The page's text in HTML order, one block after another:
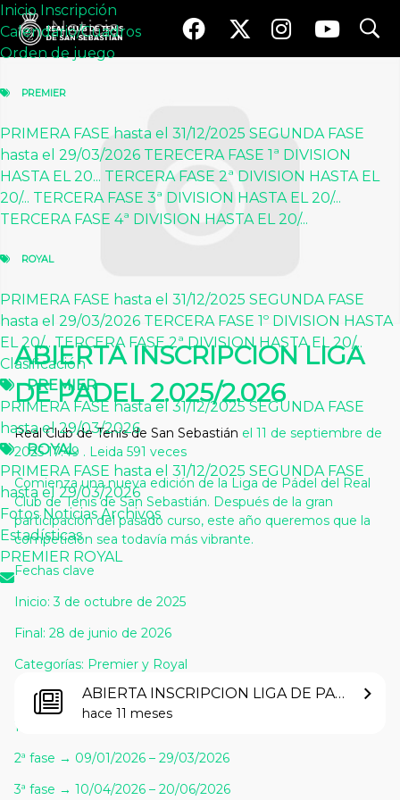
search
search
InicioInscripciónCalendario / Cuadros
PREMIER
SEGUNDA FASE hasta el 29/03/2026
TERECERA FASE 1ª DIVISION HASTA EL 20/06/2026
TERCERA FASE 2ª DIVISION HASTA EL 20/06/2026
TERCERA FASE 3ª DIVISION HASTA EL 20/06/2016
TERCERA FASE 4ª DIVISION HASTA EL 20/06/2026
ROYAL
SEGUNDA FASE hasta el 29/03/2026
TERCERA FASE 2ª DIVISION HASTA EL 20/06/2026
Clasificación
PREMIER
PRIMERA FASE hasta el 31/12/2025
SEGUNDA FASE hasta el 29/03/2026
ROYAL
PRIMERA FASE hasta el 31/12/2025
SEGUNDA FASE hasta el 29/03/2026
Fotos Noticias Archivos Estadísticas
PREMIER ROYAL
InicioInscripción
Calendario/Cuadros
Orden de juego
PREMIER
PRIMERA FASE hasta el 31/12/2025 SEGUNDA FASE
hasta el 29/03/2026 TERECERA FASE 1ª DIVISION
HASTA EL 20... TERCERA FASE 2ª DIVISION HASTA EL
20/... TERCERA FASE 3ª DIVISION HASTA EL 20/...
TERCERA FASE 4ª DIVISION HASTA EL 20/...
ROYAL
PRIMERA FASE hasta el 31/12/2025 SEGUNDA FASE
hasta el 29/03/2026 TERCERA FASE 1º DIVISION HASTA
EL 20/... TERCERA FASE 2ª DIVISION HASTA EL 20/...
Clasificación
PREMIER
PRIMERA FASE hasta el 31/12/2025 SEGUNDA FASE
hasta el 29/03/2026
ROYAL
PRIMERA FASE hasta el 31/12/2025 SEGUNDA FASE
hasta el 29/03/2026
Fotos Noticias Archivos
Estadísticas
PREMIER ROYAL
Noticias
Información y novedades del
torneo.
Volver
Noticia
ABIERTA INSCRIPCION LIGA
DE PADEL 2.025/2.026
Real Club de Tenis de San Sebastián el 11 de septiembre de
2025 17:49 . Leida 591 veces
Comienza una nueva edición de la Liga de Pádel del Real
Club de Tenis de San Sebastián. Después de la gran
participación del pasado curso, este año queremos que la
competición sea todavía más vibrante.
Fechas clave
Inicio: 3 de octubre de 2025
Final: 28 de junio de 2026
Categorías: Premier y Royal
Calendario de fases
1ª fase → 03/10/2025 – 21/12/2025
2ª fase → 09/01/2026 – 29/03/2026
3ª fase → 10/04/2026 – 20/06/2026
ABIERTA INSCRIPCION LIGA DE PADEL 2.025/2.026
hace 11 meses